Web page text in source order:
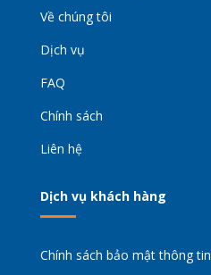
Về chúng tôi
Dịch vụ
FAQ
Chính sách
Liên hệ
Dịch vụ khách hàng
Chính sách bảo mật thông tin